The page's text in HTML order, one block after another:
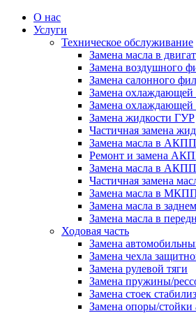
О нас
Услуги
Техническое обслуживание
Замена масла в
Замена воздушного
Замена салонного
Замена охлаждающей
Замена
Замена жидкости ГУР
Частичная замена
Замена масла в АКПП
Ремонт и замена
Замена масла в АКПП
Частичная замена
Замена масла в
Замена масла в
Замена масла в
Ходовая часть
Замена
Замена чехла
Замена рулевой тяги
Замена пружины/
Замена стоек
Замена опоры/стойки